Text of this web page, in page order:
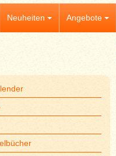
Neuheiten Angebote